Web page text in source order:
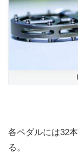
各ペダルには32
る。